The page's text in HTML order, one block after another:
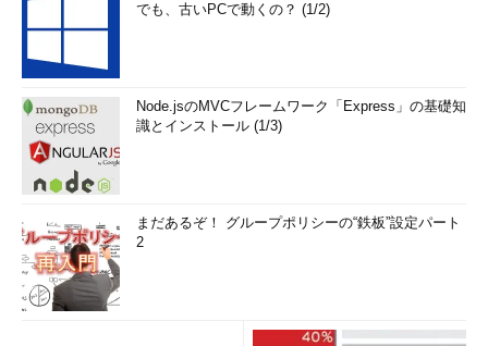
でも、古いPCで動くの？ (1/2)
Node.jsのMVCフレームワーク「Express」の基礎知
識とインストール (1/3)
まだあるぞ！ グループポリシーの“鉄板”設定パート
2